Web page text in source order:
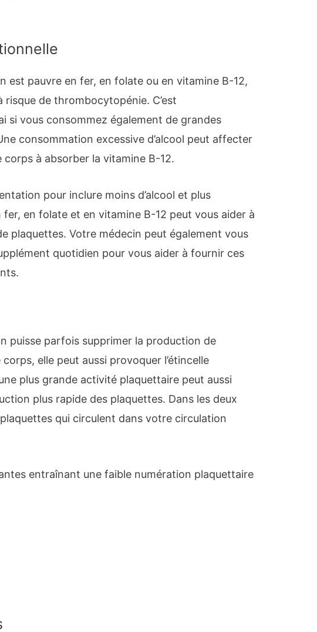
est pauvre en fer, en folate ou en vitamine B-12,
risque de thrombocytopénie. C’est
si vous consommez également de grandes
consommation excessive d’alcool peut affecter
à absorber la vitamine B-12.
pour inclure moins d’alcool et plus
fer, en folate et en vitamine B-12 peut vous aider à
plaquettes. Votre médecin peut également vous
quotidien pour vous aider à fournir ces
puisse parfois supprimer la production de
elle peut aussi provoquer l’étincelle
plus grande activité plaquettaire peut aussi
plus rapide des plaquettes. Dans les deux
qui circulent dans votre circulation
entraînant une faible numération plaquettaire